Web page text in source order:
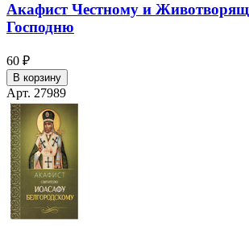
Акафист Честному и
Господню
60 ₽
В корзину
Арт. 27989